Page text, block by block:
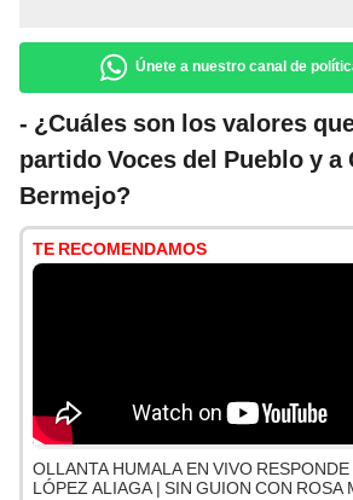
Únete a nuestro canal de
- ¿Cuáles son los valores
partido Voces del Pueblo y
Bermejo?
TE RECOMENDAMOS
OLLANTA HUMALA EN VIVO
LÓPEZ ALIAGA | SIN GUION CON ROSA